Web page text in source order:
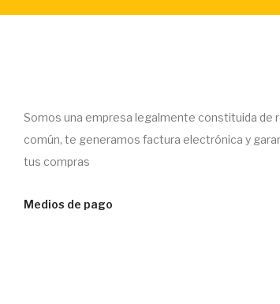
Somos una empresa legalmente constituida de
común, te generamos factura electrónica y
tus compras
Medios de pago